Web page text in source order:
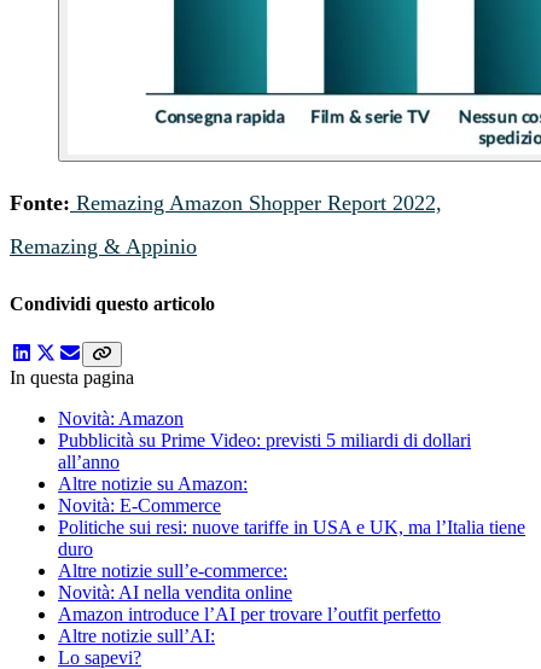
Fonte: Remazing Amazon Shopper Report 2022,
Remazing & Appinio
Condividi questo articolo
In questa pagina
Novità: Amazon
Pubblicità su Prime Video: previsti 5 miliardi di dollari
all’anno
Altre notizie su Amazon:
Novità: E-Commerce
Politiche sui resi: nuove tariffe in USA e UK, ma l’Italia tiene
duro
Altre notizie sull’e-commerce:
Novità: AI nella vendita online
Amazon introduce l’AI per trovare l’outfit perfetto
Altre notizie sull’AI:
Lo sapevi?